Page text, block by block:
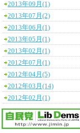
2013年09月(1)
2013年07月(2)
2013年06月(1)
2013年05月(1)
2013年02月(1)
2012年07月(1)
2012年04月(5)
2012年03月(14)
2012年02月(1)